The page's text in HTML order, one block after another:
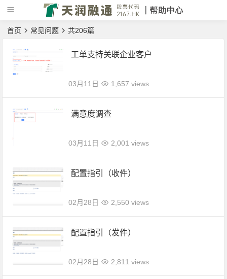
首页 常见问题 共206篇
工单支持关联企业客户
03月11日 1,657 views
满意度调查
03月11日 2,001 views
配置指引（收件）
02月28日 2,550 views
配置指引（发件）
02月28日 2,811 views